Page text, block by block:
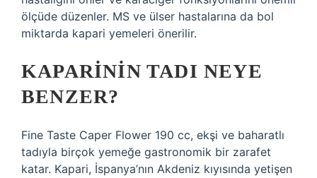
ölçüde düzenler. MS ve ülser hastalarına da bol
miktarda kapari yemeleri önerilir.
KAPARININ TADI NEYE
BENZER?
Fine Taste Caper Flower 190 cc, ekşi ve baharatlı
tadıyla birçok yemeğe gastronomik bir zarafet
katar. Kapari, İspanya’nın Akdeniz kıyısında yetişen